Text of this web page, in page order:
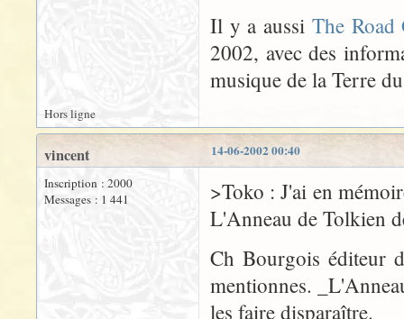
Il y a aussi The Road
2002, avec des
musique de la Terre
Hors ligne
14-06-2002 00:40
vincent
Inscription : 2000
Messages : 1 441
>Toko : J'ai en
L'Anneau de Tolkien
Ch Bourgois éditeur
mentionnes.
les faire disparaître.